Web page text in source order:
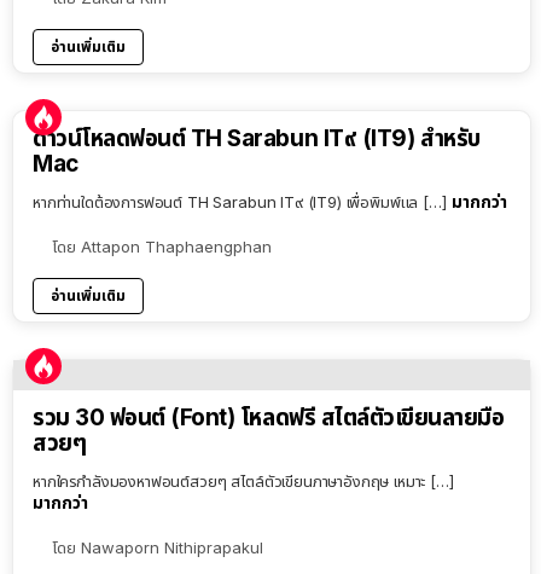
อ่านเพิ่มเติม
ดาวน์โหลดฟอนต์ TH Sarabun IT๙ (IT9) สำหรับ
Mac
หากท่านใดต้องการฟอนต์ TH Sarabun IT๙ (IT9) เพื่อพิมพ์แล […] มากกว่า
โดย Attapon Thaphaengphan
อ่านเพิ่มเติม
รวม 30 ฟอนต์ (Font) โหลดฟรี สไตล์ตัวเขียนลายมือ
สวยๆ
หากใครกำลังมองหาฟอนต์สวยๆ สไตล์ตัวเขียนภาษาอังกฤษ เหมาะ […]
มากกว่า
โดย Nawaporn Nithiprapakul